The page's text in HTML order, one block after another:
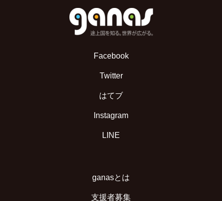
Facebook
Twitter
はてブ
Instagram
LINE
ganasとは
支援者募集